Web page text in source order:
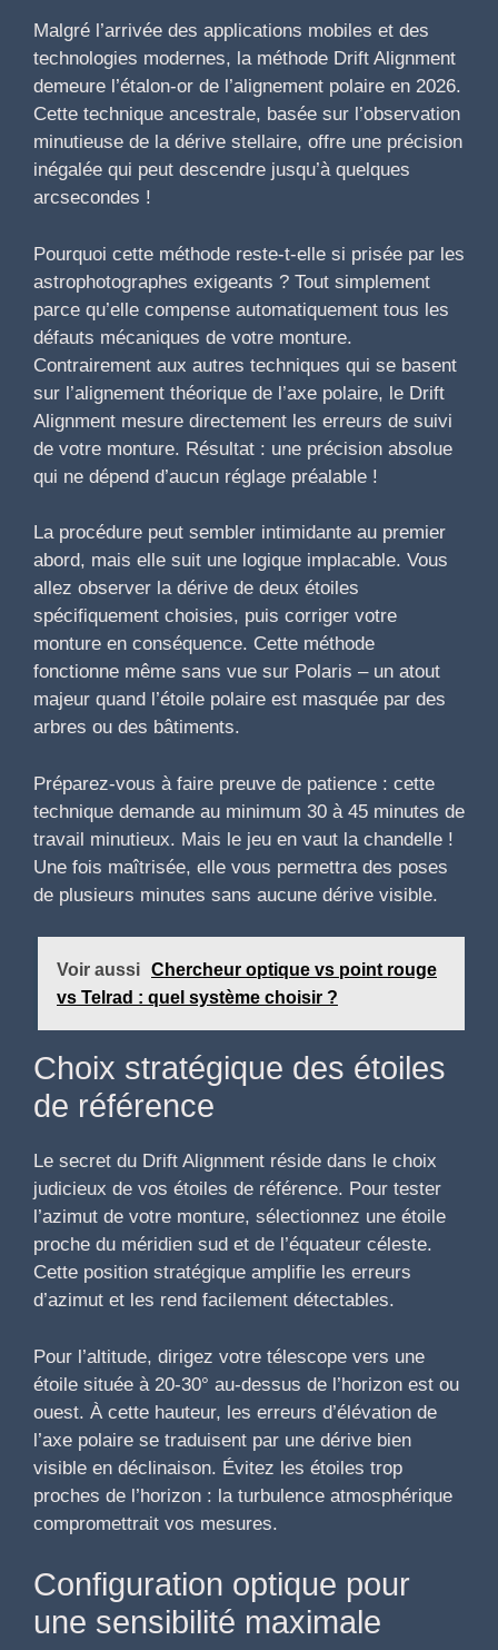
Malgré l’arrivée des applications mobiles et des
technologies modernes, la méthode Drift Alignment
demeure l’étalon-or de l’alignement polaire en 2026.
Cette technique ancestrale, basée sur l’observation
minutieuse de la dérive stellaire, offre une précision
inégalée qui peut descendre jusqu’à quelques
arcsecondes !
Pourquoi cette méthode reste-t-elle si prisée par les
astrophotographes exigeants ? Tout simplement
parce qu’elle compense automatiquement tous les
défauts mécaniques de votre monture.
Contrairement aux autres techniques qui se basent
sur l’alignement théorique de l’axe polaire, le Drift
Alignment mesure directement les erreurs de suivi
de votre monture. Résultat : une précision absolue
qui ne dépend d’aucun réglage préalable !
La procédure peut sembler intimidante au premier
abord, mais elle suit une logique implacable. Vous
allez observer la dérive de deux étoiles
spécifiquement choisies, puis corriger votre
monture en conséquence. Cette méthode
fonctionne même sans vue sur Polaris – un atout
majeur quand l’étoile polaire est masquée par des
arbres ou des bâtiments.
Préparez-vous à faire preuve de patience : cette
technique demande au minimum 30 à 45 minutes de
travail minutieux. Mais le jeu en vaut la chandelle !
Une fois maîtrisée, elle vous permettra des poses
de plusieurs minutes sans aucune dérive visible.
Voir aussi Chercheur optique vs point rouge
vs Telrad : quel système choisir ?
Choix stratégique des étoiles
de référence
Le secret du Drift Alignment réside dans le choix
judicieux de vos étoiles de référence. Pour tester
l’azimut de votre monture, sélectionnez une étoile
proche du méridien sud et de l’équateur céleste.
Cette position stratégique amplifie les erreurs
d’azimut et les rend facilement détectables.
Pour l’altitude, dirigez votre télescope vers une
étoile située à 20-30° au-dessus de l’horizon est ou
ouest. À cette hauteur, les erreurs d’élévation de
l’axe polaire se traduisent par une dérive bien
visible en déclinaison. Évitez les étoiles trop
proches de l’horizon : la turbulence atmosphérique
compromettrait vos mesures.
Configuration optique pour
une sensibilité maximale